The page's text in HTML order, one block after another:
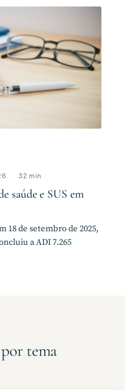
· 32 min
saúde e SUS em
18 de setembro de 2025,
a ADI 7.265
tema